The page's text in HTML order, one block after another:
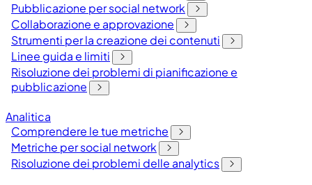
Pubblicazione per social network
Collaborazione e approvazione
Strumenti per la creazione dei contenuti
Linee guida e limiti
Risoluzione dei problemi di pianificazione e
pubblicazione
Analitica
Comprendere le tue metriche
Metriche per social network
Risoluzione dei problemi delle analytics